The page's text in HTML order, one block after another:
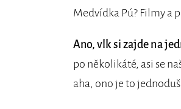
Medvídka Pú? Filmy a
Ano, vlk si zajde na
po několikáté, asi se
aha, ono je to